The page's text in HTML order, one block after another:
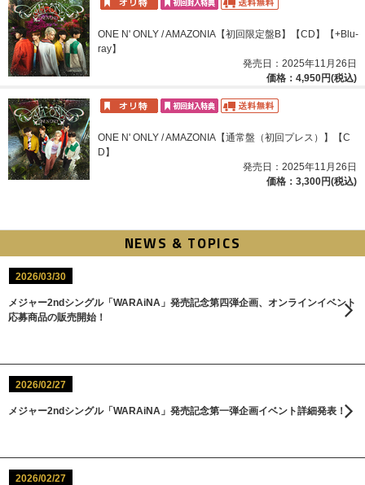
ONE N' ONLY / AMAZONIA【初回限定盤B】【CD】【+Blu-
ray】
発売日：2025年11月26日
価格：4,950円(税込)
ONE N' ONLY / AMAZONIA【通常盤（初回プレス）】【C
D】
発売日：2025年11月26日
価格：3,300円(税込)
NEWS & TOPICS
2026/03/30
メジャー2ndシングル「WARAiNA」発売記念第四弾企画、オンラインイベント
応募商品の販売開始！
2026/02/27
メジャー2ndシングル「WARAiNA」発売記念第一弾企画イベント詳細発表！
2026/02/27